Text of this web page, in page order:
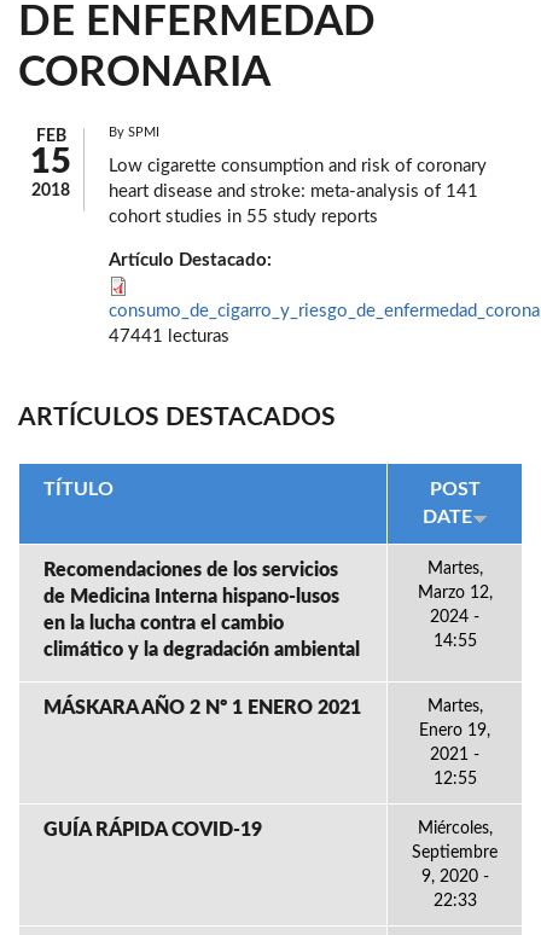
DE ENFERMEDAD
CORONARIA
FEB
15
2018
By SPMI
Low cigarette consumption and risk of coronary
heart disease and stroke: meta-analysis of 141
cohort studies in 55 study reports
Artículo Destacado:
47441 lecturas
ARTÍCULOS DESTACADOS
TÍTULO
POST
DATE
Recomendaciones de los servicios
de Medicina Interna hispano-lusos
en la lucha contra el cambio
climático y la degradación ambiental
Martes,
Marzo 12,
2024 -
14:55
MÁSKARA AÑO 2 Nº 1 ENERO 2021
Martes,
Enero 19,
2021 -
12:55
GUÍA RÁPIDA COVID-19
Miércoles,
Septiembre
9, 2020 -
22:33